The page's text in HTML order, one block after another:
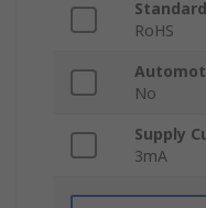
RoHS
No
Supply
3mA